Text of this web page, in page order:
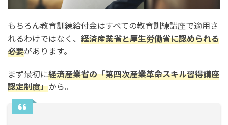
もちろん教育訓練給付金はすべての教育訓練講座で適用さ
れるわけではなく、 経済産業省と厚生労働省に認められる
必要があります。
まず最初に経済産業省の「第四次産業革命スキル習得講座
認定制度」から。